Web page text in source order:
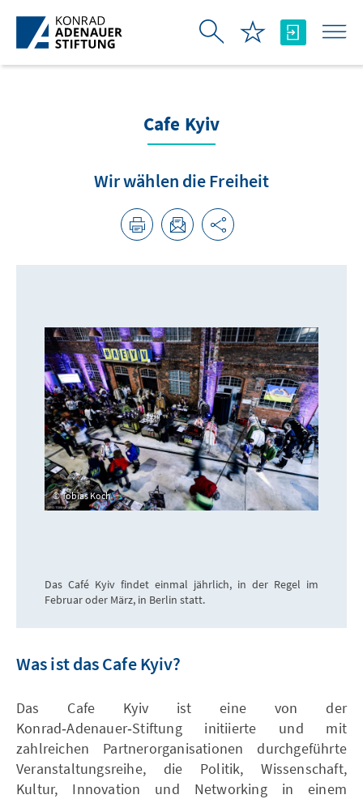
Skip to Main Content
Cafe Kyiv
Wir wählen die Freiheit
Tobias Koch
Das Café Kyiv findet einmal jährlich, in der Regel im
Februar oder März, in Berlin statt.
Was ist das Cafe Kyiv?
Das Cafe Kyiv ist eine von der
Konrad‑Adenauer‑Stiftung initiierte und mit
zahlreichen Partnerorganisationen durchgeführte
Veranstaltungsreihe, die Politik, Wissenschaft,
Kultur, Innovation und Networking in einem